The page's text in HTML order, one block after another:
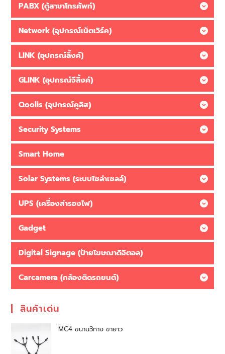
PABX (ตู้สาขาโทรศัพท์)
Network (อุปกรณ์เน็ตเวิร์ค)
LINK (อุปกรณ์ลิ้งค์)
GLINK (อุปกรณ์จีลิ้งค์)
Qoolis (อุปกรณ์คูลิส)
Security Systems
Smart Home
Solar Systems (ระบบโซล่าเซลล์)
UPS (เครื่องสำรองไฟ)
Gadget
Digital Signage (ป้ายโฆษณาดิจิตอล)
Carcamera (กล้องติดรถยนต์)
สินค้าเด่น
MC4 ขนาน3ทาง ขายาว